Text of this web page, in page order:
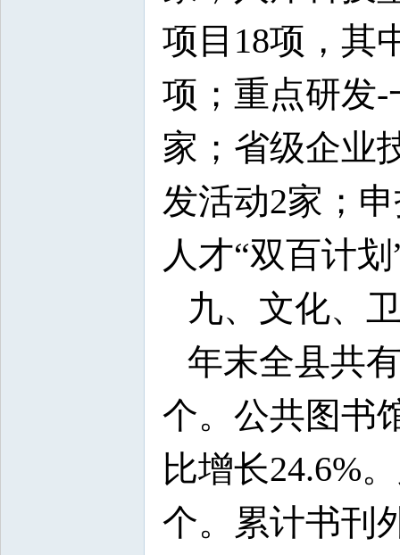
项目18项，其
项；重点研发
家；省级企业
发活动2家；
人才“双百计
九、文化、
年末全县共
个。公共图书
比增长24.6%
个。累计书刊